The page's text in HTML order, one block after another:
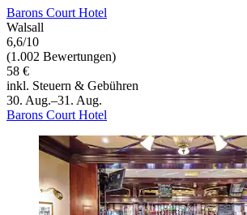
Barons Court Hotel
Walsall
6,6/10
(1.002 Bewertungen)
58 €
inkl. Steuern & Gebühren
30. Aug.–31. Aug.
Barons Court Hotel